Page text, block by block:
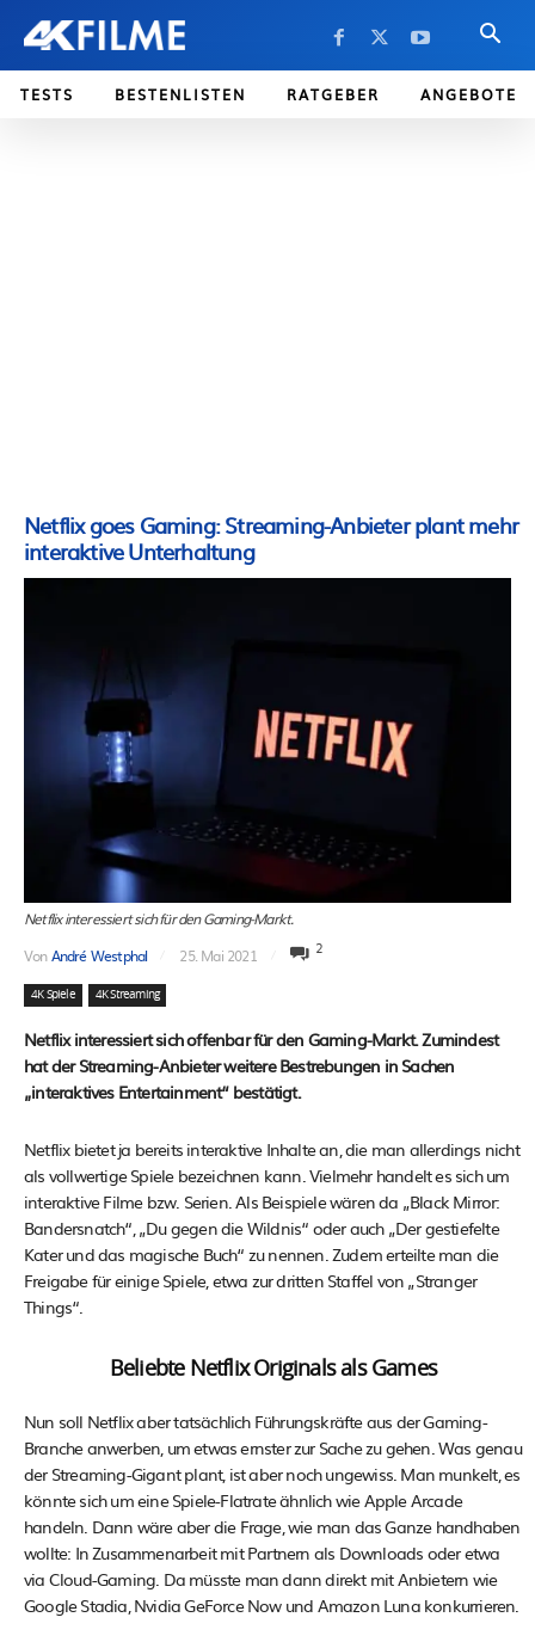
TESTS BESTENLISTEN RATGEBER ANGEBOTE
Netflix goes Gaming: Streaming-Anbieter plant mehr
interaktive Unterhaltung
Netflix interessiert sich für den Gaming-Markt.
VonAndré Westphal 25. Mai 2021 2
4K Spiele 4K Streaming
Netflix interessiert sich offenbar für den Gaming-Markt. Zumindest
hat der Streaming-Anbieter weitere Bestrebungen in Sachen
„interaktives Entertainment“ bestätigt.
Netflix bietet ja bereits interaktive Inhalte an, die man allerdings nicht
als vollwertige Spiele bezeichnen kann. Vielmehr handelt es sich um
interaktive Filme bzw. Serien. Als Beispiele wären da „Black Mirror:
Bandersnatch“, „Du gegen die Wildnis“ oder auch „Der gestiefelte
Kater und das magische Buch“ zu nennen. Zudem erteilte man die
Freigabe für einige Spiele, etwa zur dritten Staffel von „Stranger
Things“.
Beliebte Netflix Originals als Games
Nun soll Netflix aber tatsächlich Führungskräfte aus der Gaming-
Branche anwerben, um etwas ernster zur Sache zu gehen. Was genau
der Streaming-Gigant plant, ist aber noch ungewiss. Man munkelt, es
könnte sich um eine Spiele-Flatrate ähnlich wie Apple Arcade
handeln. Dann wäre aber die Frage, wie man das Ganze handhaben
wollte: In Zusammenarbeit mit Partnern als Downloads oder etwa
via Cloud-Gaming. Da müsste man dann direkt mit Anbietern wie
Google Stadia, Nvidia GeForce Now und Amazon Luna konkurrieren.